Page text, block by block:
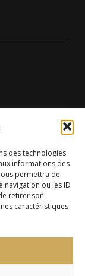
des technologies
informations des
permettra de
ou les ID
retirer son
caractéristiques
Augustin-de-